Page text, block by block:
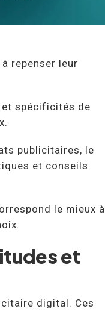
repenser leur
et spécificités de
publicitaires, le
et conseils
le mieux à
et
digital. Ces